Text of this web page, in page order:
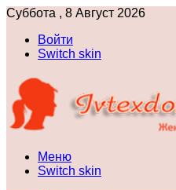
Суббота , 8 Август 2026
Войти
Switch skin
Меню
Switch skin